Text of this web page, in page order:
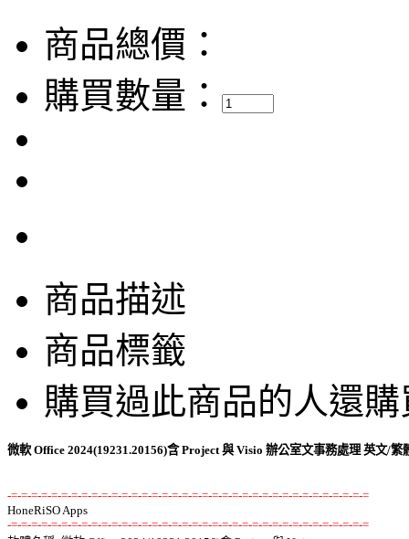
商品總價：
購買數量：
商品描述
商品標籤
購買過此商品的人還
微軟 Office 2024(19231.20156)含 Project 與 Visio 辦公室文事務處理 英文/繁
-=-=-=-=-=-=-=-=-=-=-=-=-=-=-=-=-=-=-=-=-=-=-=-=-=-=-=-=-=-=-=-=-=-=-=-=
-=-=-=-=-=-=-=-=-=-=-=-=-=-=-=-=-=-=-=-=-=-=-=-=-=-=-=-=-=-=-=-=-=-=-=-=